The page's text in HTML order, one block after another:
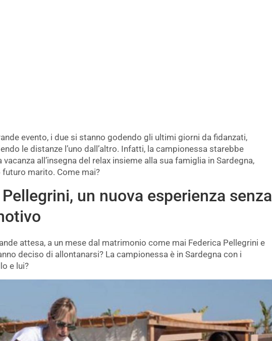
evento, i due si stanno godendo gli ultimi giorni da fidanzati,
le distanze l’uno dall’altro. Infatti, la campionessa starebbe
all’insegna del relax insieme alla sua famiglia in Sardegna,
futuro marito. Come mai?
un nuova esperienza senza
attesa, a un mese dal matrimonio come mai Federica Pellegrini e
deciso di allontanarsi? La campionessa è in Sardegna con i
e lui?